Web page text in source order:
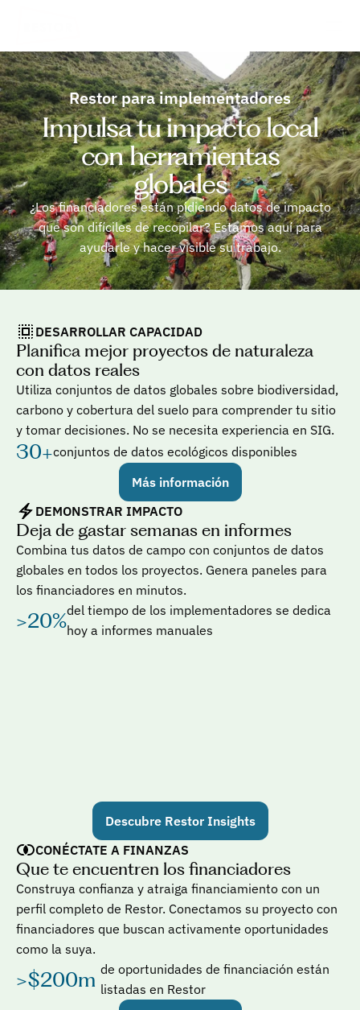
Restor para implementadores
Impulsa tu impacto local
con herramientas
globales
¿Los financiadores están pidiendo datos de impacto
que son difíciles de recopilar? Estamos aquí para
ayudarle y hacer visible su trabajo.
DESARROLLAR CAPACIDAD
Planifica mejor proyectos de naturaleza
con datos reales
Utiliza conjuntos de datos globales sobre biodiversidad,
carbono y cobertura del suelo para comprender tu sitio
y tomar decisiones. No se necesita experiencia en SIG.
30+conjuntos de datos ecológicos disponibles
Más información
DEMONSTRAR IMPACTO
Deja de gastar semanas en informes
Combina tus datos de campo con conjuntos de datos
globales en todos los proyectos. Genera paneles para
los financiadores en minutos.
>20%del tiempo de los implementadores se dedica
hoy a informes manuales
Descubre Restor Insights
CONÉCTATE A FINANZAS
Que te encuentren los financiadores
Construya confianza y atraiga financiamiento con un
perfil completo de Restor. Conectamos su proyecto con
financiadores que buscan activamente oportunidades
como la suya.
>$200m de oportunidades de financiación están
listadas en Restor